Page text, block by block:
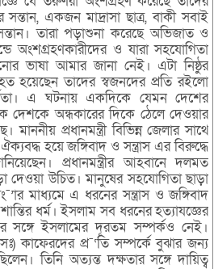
সন্তান, একজন মাদ্রাসা ছাত্র, বাকী সবাই
তারা পড়াশুনা করেছে অভিজাত ও
অংশগ্রহণকারীদের ও যারা সহযোগিতা
ভাষা আমার জানা নেই। এটা নিষ্ঠুর
হয়েছেন তাদের স্বজনদের প্রতি রইলো
এ ঘটনায় একদিকে যেমন দেশের
দেশকে অন্ধকারের দিকে ঠেলে দেওয়ার
প্রধানমন্ত্রী বিভিন্ন জেলার সাথে
হয়ে জঙ্গিবাদ ও সন্ত্রাস এর বিরুদ্ধে
প্রধানমন্ত্রীর আহবানে দলমত
দেওয়া উচিত। মানুষের সহযোগিতা ছাড়া
মাধ্যমে এ ধরনের সন্ত্রাস ও জঙ্গিবাদ
ধর্ম। ইসলাম সব ধরনের হত্যাযজ্ঞের
সঙ্গে ইসলামের দূরতম সম্পর্কও নেই।
কাফেরদের প্র¯‘তি সম্পর্কে বুঝার জন্য
তিনি অত্যন্ত দক্ষতার সঙ্গে দায়িত্ব